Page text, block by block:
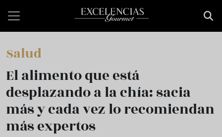
Salud
El alimento que está
desplazando a la chía: sacia
más y cada vez lo recomiendan
más expertos